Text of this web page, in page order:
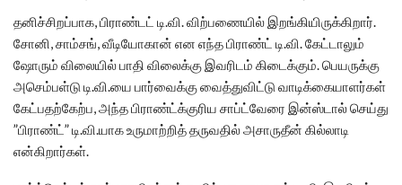
தனிச்சிறப்பாக, பிராண்டட் டி.வி. விற்பணையில் இறங்கியிருக்கிறார்.
சோனி, சாம்சங், வீடியோகான் என எந்த பிராண்ட் டி.வி. கேட்டாலும்
ஷோரும் விலையில் பாதி விலைக்கு இவரிடம் கிடைக்கும். பெயருக்கு
அசெம்பள்டு டி.வி.யை பார்வைக்கு வைத்துவிட்டு வாடிக்கையாளர்கள்
கேட்பதற்கேற்ப, அந்த பிராண்ட்க்குரிய சாப்ட்வேரை இன்ஸ்டால் செய்து
”பிராண்ட்” டி.வி.யாக உருமாற்றித் தருவதில் அசாருதீன் கில்லாடி
என்கிறார்கள்.